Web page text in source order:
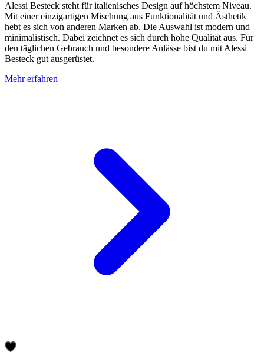
Alessi Besteck steht für italienisches Design auf höchstem Niveau.
Mit einer einzigartigen Mischung aus Funktionalität und Ästhetik
hebt es sich von anderen Marken ab. Die Auswahl ist modern und
minimalistisch. Dabei zeichnet es sich durch hohe Qualität aus. Für
den täglichen Gebrauch und besondere Anlässe bist du mit Alessi
Besteck gut ausgerüstet.
Mehr erfahren